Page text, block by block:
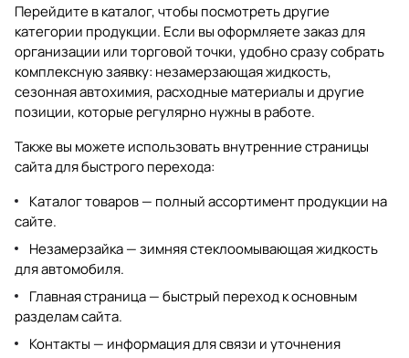
Перейдите вкаталог, чтобы посмотреть другие
категории продукции. Если вы оформляете заказ для
организации или торговой точки, удобно сразу собрать
комплексную заявку: незамерзающая жидкость,
сезонная автохимия, расходные материалы и другие
позиции, которые регулярно нужны в работе.
Также вы можете использовать внутренние страницы
сайта для быстрого перехода:
Каталог товаров— полный ассортимент продукции на
сайте.
Незамерзайка— зимняя стеклоомывающая жидкость
для автомобиля.
Главная страница— быстрый переход к основным
разделам сайта.
Контакты — информация для связи и уточнения